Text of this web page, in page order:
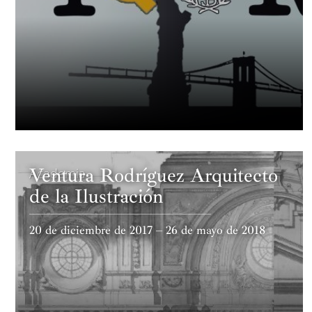
Academia
Ventura Rodríguez Arquitecto
de la Ilustración
20 de diciembre de 2017 – 26 de mayo de 2018